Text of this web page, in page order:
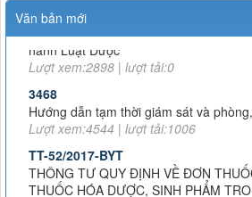
Văn bản mới
Lượt xem:2898 | lượt tải:0
3468
Hướng dẫn tạm thời giám sát và phòng,
TT-52/2017-BYT
THÔNG TƯ QUY ĐỊNH VỀ ĐƠN
THUỐC HÓA DƯỢC, SINH PHẨM
TRÚ
Lượt xem:8015 | lượt tải:1379